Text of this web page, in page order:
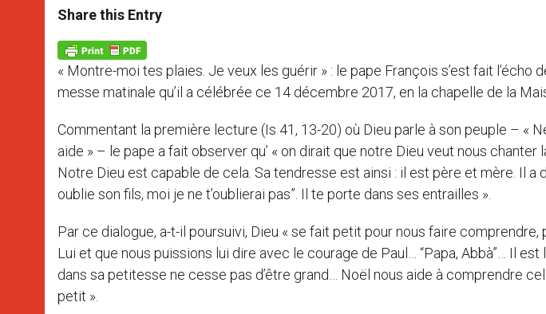
t
s
p
p
s
e
g
e
r
e
b
k
Share this Entry
« Montre-moi tes plaies. Je veux les guérir » : le pape François s’est fait l’écho
messe matinale qu’il a célébrée ce 14 décembre 2017, en la chapelle de la
Commentant la première lecture (Is 41, 13-20) où Dieu parle à son peuple – «
aide » – le pape a fait observer qu’ « on dirait que notre Dieu veut nous chanter
Notre Dieu est capable de cela. Sa tendresse est ainsi : il est père et mère. Il a
oublie son fils, moi je ne t’oublierai pas”. Il te porte dans ses entrailles ».
Par ce dialogue, a-t-il poursuivi, Dieu « se fait petit pour nous faire comprendre,
Lui et que nous puissions lui dire avec le courage de Paul… “Papa, Abbà”… Il
dans sa petitesse ne cesse pas d’être grand… Noël nous aide à comprendre
petit ».